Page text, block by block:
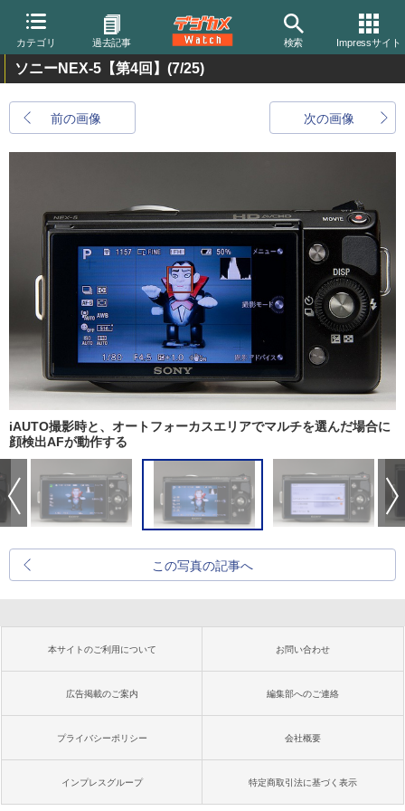
カテゴリ 過去記事 検索 Impressサイト
ソニーNEX-5【第4回】 (7/25)
前の画像 次の画像
iAUTO撮影時と、オートフォーカスエリアでマルチを選んだ場合に
顔検出AFが動作する
この写真の記事へ
本サイトのご利用について お問い合わせ
広告掲載のご案内 編集部へのご連絡
プライバシーポリシー 会社概要
インプレスグループ 特定商取引法に基づく表示